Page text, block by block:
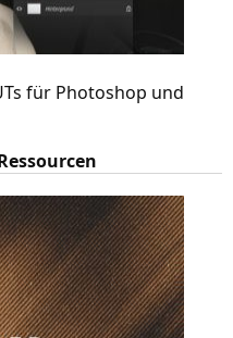
für Photoshop und